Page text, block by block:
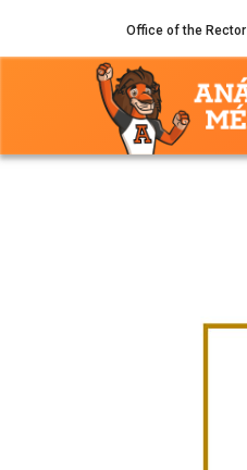
Office of the Rector